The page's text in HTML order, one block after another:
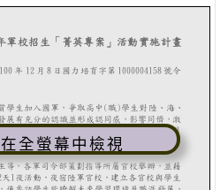
在全螢幕中檢視